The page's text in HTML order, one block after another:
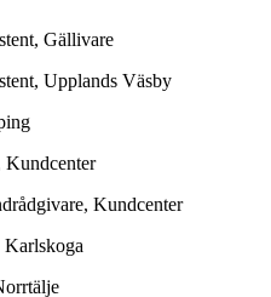
Gällivare
Upplands Väsby
Kundcenter
Kundcenter
Karlskoga